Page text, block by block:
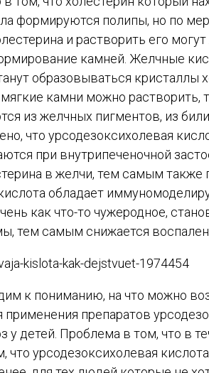
формируются полипы, но по
и растворить его
камней. Желчные
образовываться кристаллы
камни можно растворить,
из желчных пигментов, из
что урсодезоксихолевая
при внутрипеченочной
в желчи, тем самым также
обладает
как что-то чужеродное,
тем самым снижается
к пониманию, на что можно
применения препаратов
у детей. Проблема в том, что в
что урсодезоксихолевая